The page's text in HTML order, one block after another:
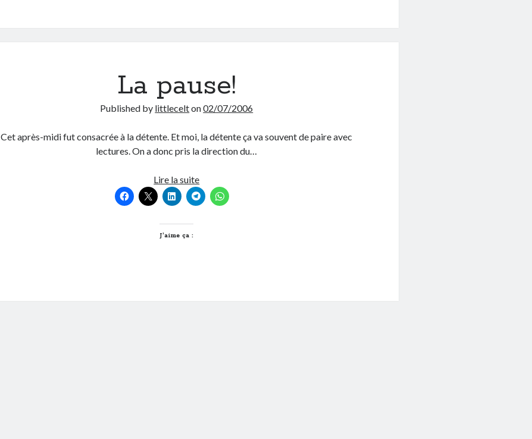
La pause!
Published by littlecelton02/07/2006
Cet après-midi fut consacrée à la détente. Et moi, la détente ça va souvent de paire avec
lectures. On a donc pris la direction du…
Lire la suiteLa
pause!
J’aime ça :